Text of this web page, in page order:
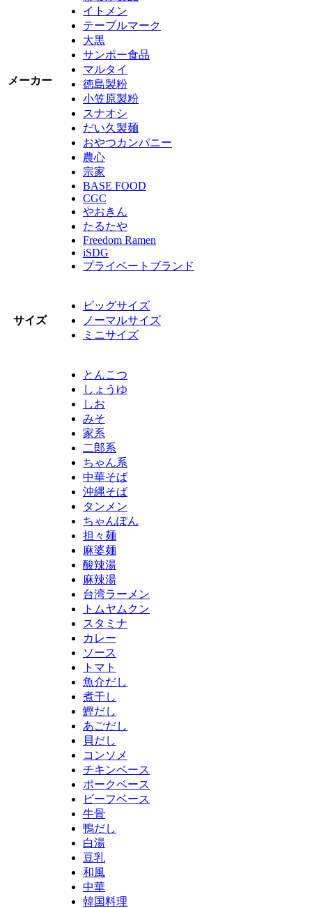
メーカー
イトメン
テーブルマーク
大黒
サンポー食品
マルタイ
徳島製粉
小笠原製粉
スナオシ
だい久製麺
おやつカンパニー
農心
宗家
BASE FOOD
CGC
やおきん
たるたや
Freedom Ramen
iSDG
プライベートブランド
サイズ
ビッグサイズ
ノーマルサイズ
ミニサイズ
とんこつ
しょうゆ
しお
みそ
家系
二郎系
ちゃん系
中華そば
沖縄そば
タンメン
ちゃんぽん
担々麺
麻婆麺
酸辣湯
麻辣湯
台湾ラーメン
トムヤムクン
スタミナ
カレー
ソース
トマト
魚介だし
煮干し
鰹だし
あごだし
貝だし
コンソメ
チキンベース
ポークベース
ビーフベース
牛骨
鴨だし
白湯
豆乳
和風
中華
韓国料理